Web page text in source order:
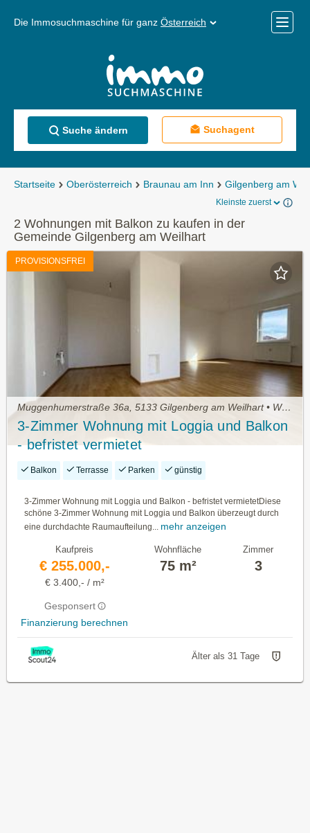
Die Immosuchmaschine für ganz Österreich
Menü
Suche ändern Suchagent
Startseite Oberösterreich Braunau am Inn Gilgenberg am
Kleinste zuerst
2 Wohnungen mit Balkon zu kaufen in der
Gemeinde Gilgenberg am Weilhart
PROVISIONSFREI
Muggenhumerstraße 36a, 5133 Gilgenberg am Weilhart • Wohnung kaufen
3-Zimmer Wohnung mit Loggia und Balkon
- befristet vermietet
Balkon Terrasse Parken günstig
3-Zimmer Wohnung mit Loggia und Balkon - befristet vermietetDiese
schöne 3-Zimmer Wohnung mit Loggia und Balkon überzeugt durch
eine durchdachte Raumaufteilung...
mehr anzeigen
Kaufpreis
€ 255.000,-
€ 3.400,- / m²
Gesponsert
Finanzierung berechnen
Wohnfläche
75 m²
Zimmer
3
Älter als 31 Tage